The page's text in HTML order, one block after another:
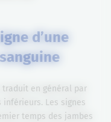
d’une
traduit en général par
Les signes
temps des jambes